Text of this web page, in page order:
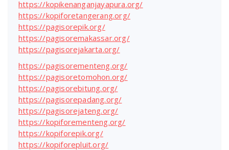
https://kopikenanganjayapura.org/
https://kopiforetangerang.org/
https://pagisorepik.org/
https://pagisoremakassar.org/
https://pagisorejakarta.org/
https://pagisorementeng.org/
https://pagisoretomohon.org/
https://pagisorebitung.org/
https://pagisorepadang.org/
https://pagisorejateng.org/
https://kopiforementeng.org/
https://kopiforepik.org/
https://kopiforepluit.org/